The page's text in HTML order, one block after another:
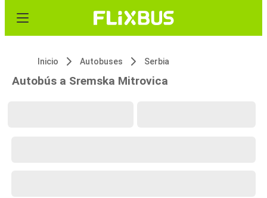
Inicio Autobuses Serbia
Autobús a Sremska Mitrovica